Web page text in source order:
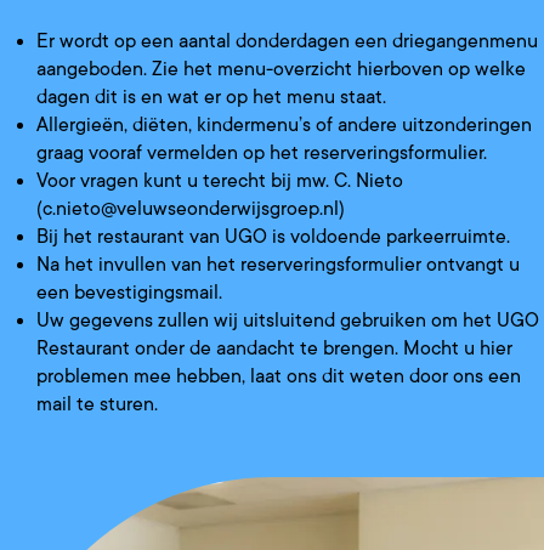
Er wordt op een aantal donderdagen een driegangenmenu
aangeboden. Zie het menu-overzicht hierboven op welke
dagen dit is en wat er op het menu staat.
Allergieën, diëten, kindermenu’s of andere uitzonderingen
graag vooraf vermelden op het reserveringsformulier.
Voor vragen kunt u terecht bij mw. C. Nieto
(c.nieto@veluwseonderwijsgroep.nl)
Bij het restaurant van UGO is voldoende parkeerruimte.
Na het invullen van het reserveringsformulier ontvangt u
een bevestigingsmail.
Uw gegevens zullen wij uitsluitend gebruiken om het UGO
Restaurant onder de aandacht te brengen. Mocht u hier
problemen mee hebben, laat ons dit weten door ons een
mail te sturen.